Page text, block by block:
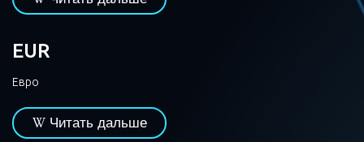
EUR
Евро
Читать дальше